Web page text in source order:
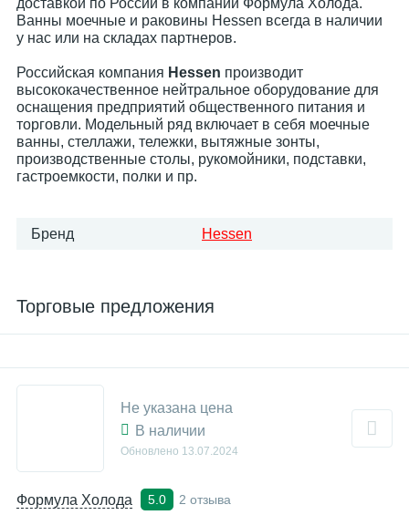
доставкой по России в компании Формула Холода.
Ванны моечные и раковины Hessen всегда в наличии
у нас или на складах партнеров.
Российская компания Hessen производит
высококачественное нейтральное оборудование для
оснащения предприятий общественного питания и
торговли. Модельный ряд включает в себя моечные
ванны, стеллажи, тележки, вытяжные зонты,
производственные столы, рукомойники, подставки,
гастроемкости, полки и пр.
Бренд Hessen
Торговые предложения
Формула Холода 5.0
2 отзыва
Не указана цена
В наличии
Обновлено 13.07.2024